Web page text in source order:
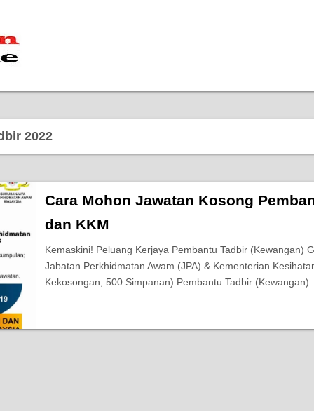
2022
Cara Mohon Jawatan Kosong
dan KKM
Kemaskini! Peluang Kerjaya Pembantu Tadbir (Kewangan)
Jabatan Perkhidmatan Awam (JPA) & Kementerian
Kekosongan, 500 Simpanan) Pembantu Tadbir (Kewangan)